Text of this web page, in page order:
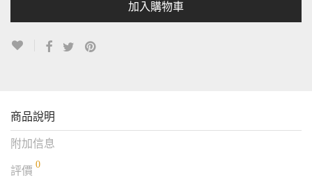
加入購物車
商品說明
附加信息
評價
0